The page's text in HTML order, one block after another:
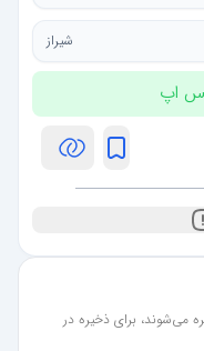
شیراز
اپ
می‌شوند، برای ذخیره در